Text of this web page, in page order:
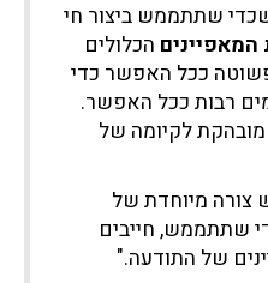
שתתממש ביצור חי
הכלולים
ככל האפשר כדי
רבות ככל האפשר.
לקיומה של
צורה מיוחדת של
שתתממש, חייבים
של התודעה."